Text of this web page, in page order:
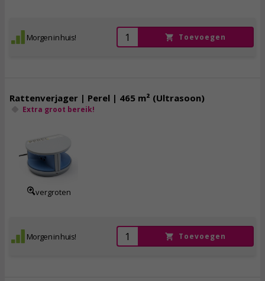
Morgen in huis! Toevoegen
Rattenverjager | Perel | 465 m² (Ultrasoon)
Extra groot bereik!
vergroten
Morgen in huis! Toevoegen